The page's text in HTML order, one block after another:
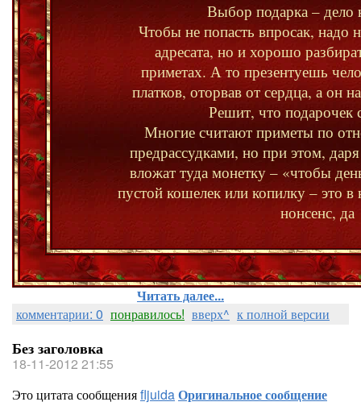
Выбор подарка – дело
Чтобы не попасть впросак, надо
адресата, но и хорошо
приметах. А то презентуешь
платков, оторвав от сердца, а он
Решит, что подарочек
Многие считают приметы по
предрассудками, но при этом,
вложат туда монетку – «чтобы
пустой кошелек или копилку – это
нонсенс, да
Читать далее...
комментарии: 0 понравилось! вверх^ к полной версии
Без заголовка
18-11-2012 21:55
Это цитата сообщенияfljuidaОригинальное сообщение